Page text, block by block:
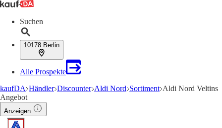
Suchen
10178 Berlin
Alle Prospekte
kaufDA Händler Discounter Aldi Nord Sortiment Aldi Nord Veltins
Angebot
Anzeigen